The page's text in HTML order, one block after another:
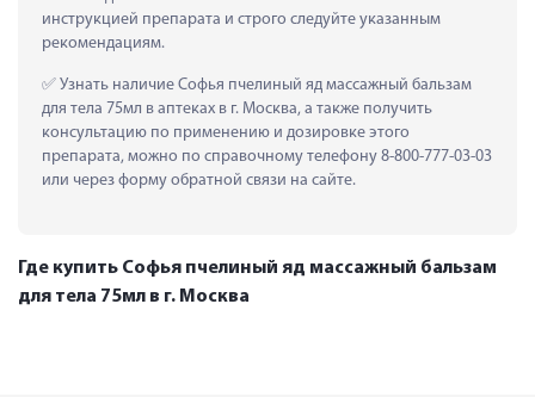
инструкцией препарата и строго следуйте указанным
рекомендациям.
Узнать наличие Софья пчелиный яд массажный бальзам
для тела 75мл в аптеках в г. Москва, а также получить
консультацию по применению и дозировке этого
препарата, можно по справочному телефону 8-800-777-03-03
или через форму обратной связи на сайте.
Где купить Софья пчелиный яд массажный бальзам
для тела 75мл в г. Москва